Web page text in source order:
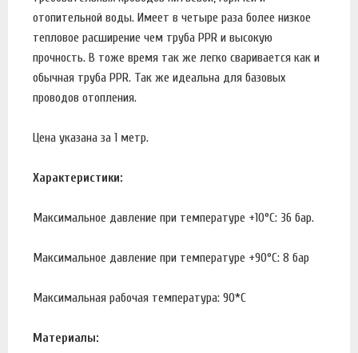
отопительной воды. Имеет в четыре раза более низкое
тепловое расширение чем труба PPR и высокую
прочность. В тоже время так же легко сваривается как и
обычная труба PPR. Так же идеальна для базовых
проводов отопления.
Цена указана за 1 метр.
Характеристики:
Максимальное давление при температуре +10°С: 36 бар.
Максимальное давление при температуре +90°С: 8 бар
Максимальная рабочая температура: 90*С
Материалы: